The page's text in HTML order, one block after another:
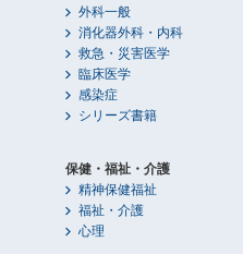
外科一般
消化器外科・内科
救急・災害医学
臨床医学
感染症
シリーズ書籍
保健・福祉・介護
精神保健福祉
福祉・介護
心理